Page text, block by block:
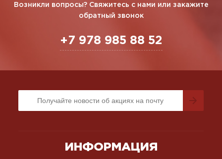
Возникли вопросы? Свяжитесь с нами или закажите
обратный звонок
+7 978 985 88 52
ИНФОРМАЦИЯ